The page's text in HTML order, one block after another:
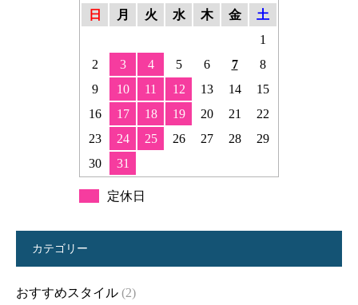
日
月 火 水 木 金
土
1
2
3 4 5 6 7
8
9
10 11 12 13 14
15
16
17 18 19 20 21
22
23
24 25 26 27 28
29
30
31
定休日
カテゴリー
おすすめスタイル (2)